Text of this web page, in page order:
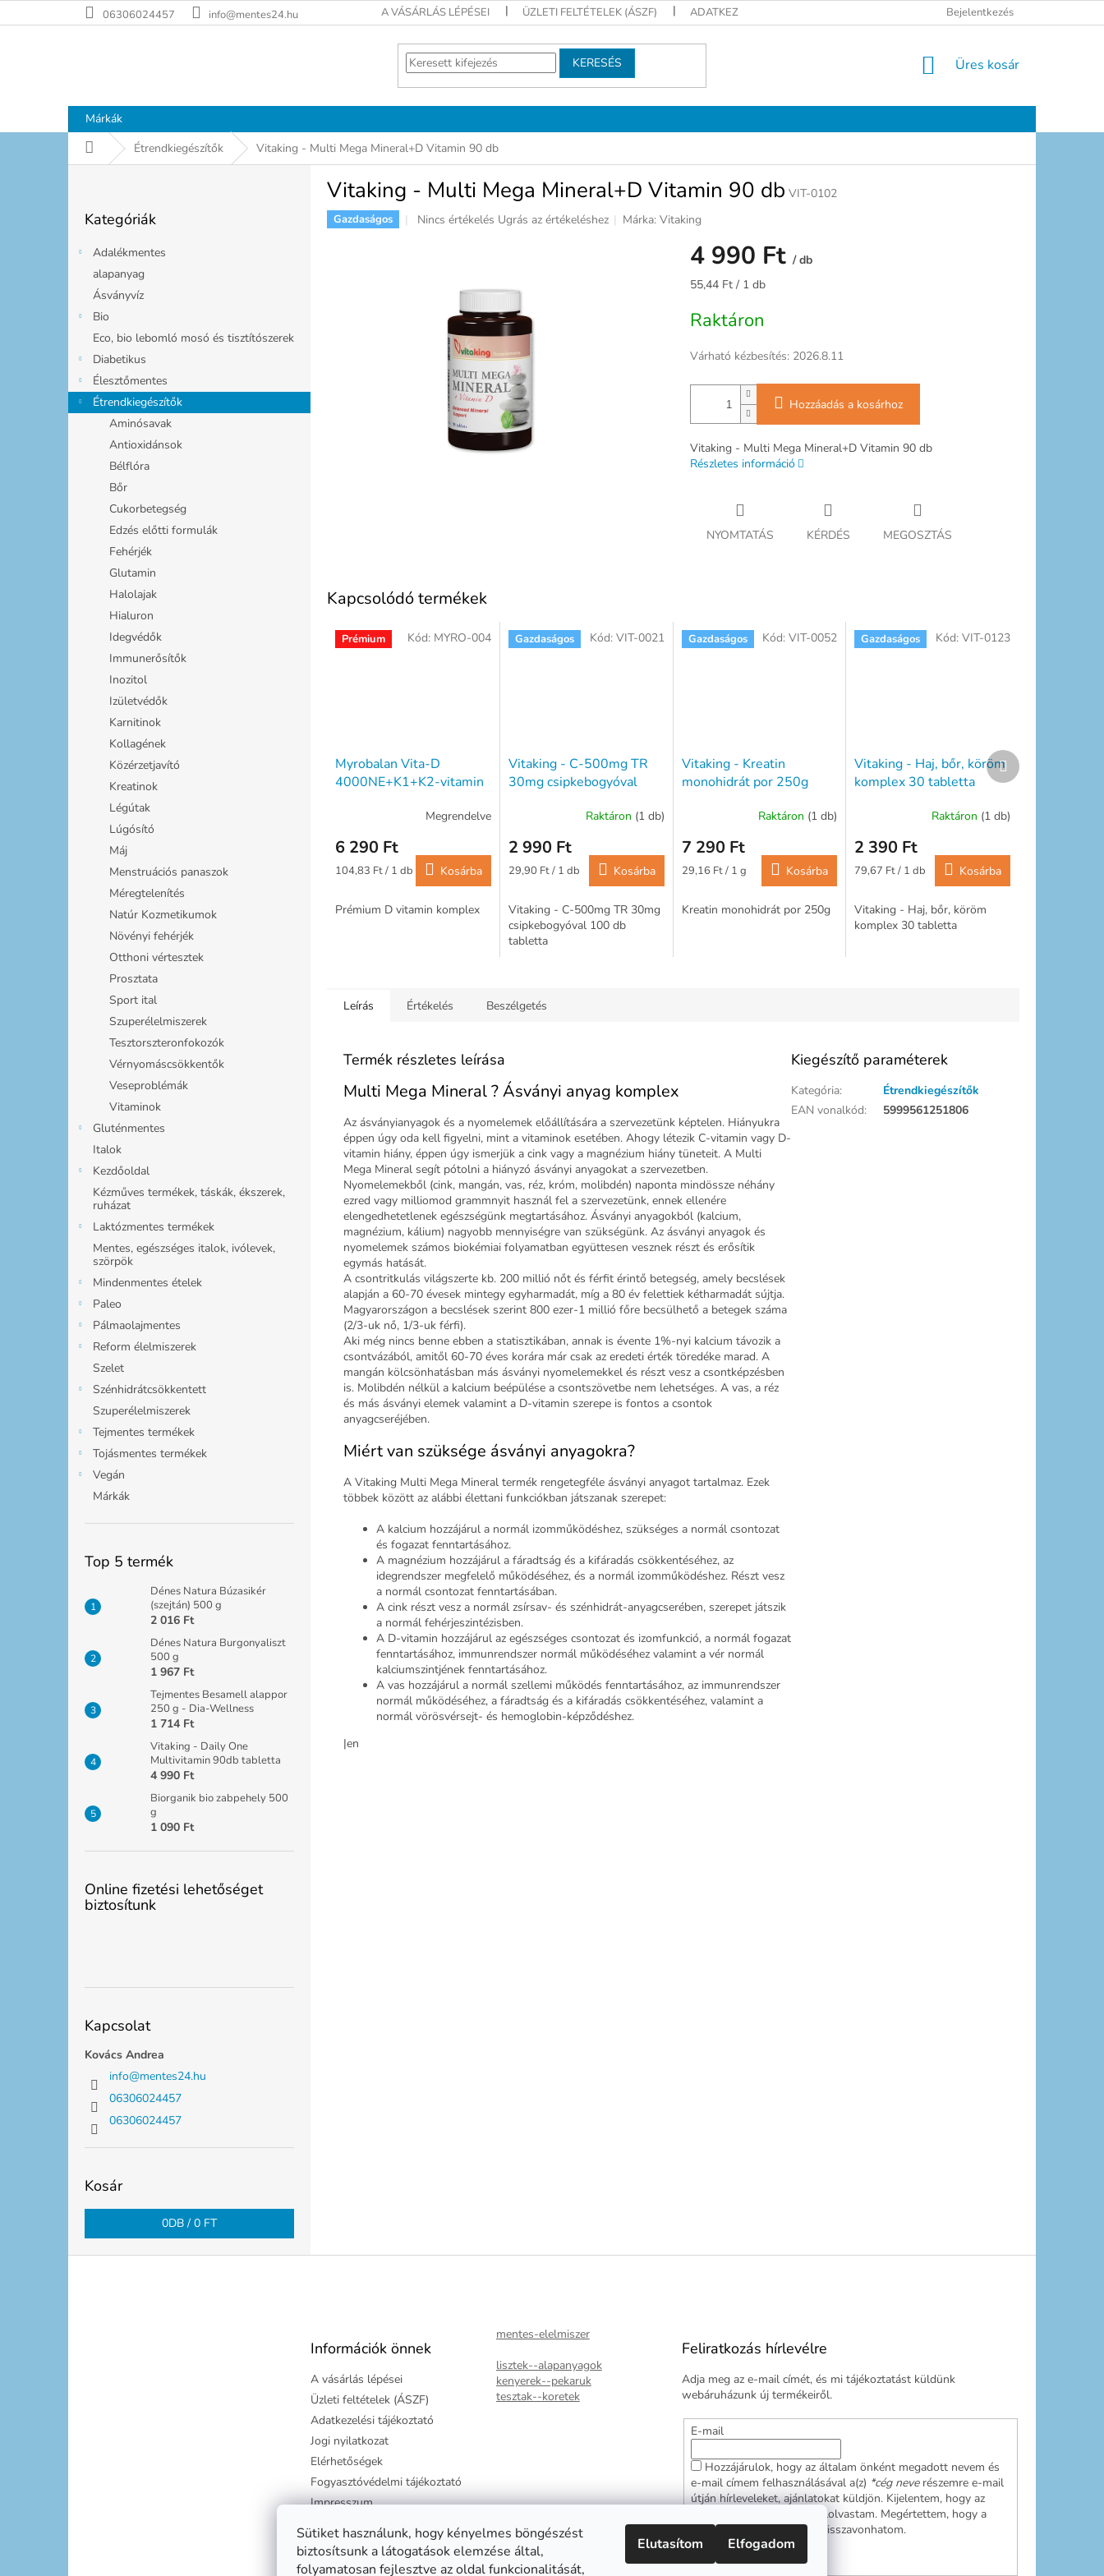
Sütiket használunk, hogy kényelmes böngészést
biztosítsunk a látogatások elemzése által,
folyamatosan fejlesztve az oldal funkcionalitását,
Elutasítom Elfogadom
a
06306024457 info@mentes24.hu A VÁSÁRLÁS LÉPÉSEI ÜZLETI FELTÉTELEK (ÁSZF) ADATKEZELÉSI TÁJÉKOZTATÓ JOGI NYILATKOZAT ELÉRHETŐSÉGEK
Bejelentkezés
KERESÉS KOSÁR
Üres kosár
Márkák
KezdőlapÉtrendkiegészítők Vitaking - Multi Mega Mineral+D Vitamin 90 db
átugrása
Kategóriák
Adalékmentes
alapanyag
Ásványvíz
Bio
Eco, bio lebomló mosó és tisztítószerek
Diabetikus
Élesztőmentes
Étrendkiegészítők
Aminósavak
Antioxidánsok
Bélflóra
Bőr
Cukorbetegség
Edzés előtti formulák
Fehérjék
Glutamin
Halolajak
Hialuron
Idegvédők
Immunerősítők
Inozitol
Izületvédők
Karnitinok
Kollagének
Közérzetjavító
Kreatinok
Légútak
Lúgósító
Máj
Menstruációs panaszok
Méregtelenítés
Natúr Kozmetikumok
Növényi fehérjék
Otthoni vértesztek
Prosztata
Sport ital
Szuperélelmiszerek
Tesztorszteronfokozók
Vérnyomáscsökkentők
Veseproblémák
Vitaminok
Gluténmentes
Italok
Kezdőoldal
Kézműves termékek, táskák, ékszerek,
ruházat
Laktózmentes termékek
Mentes, egészséges italok, ivólevek,
szörpök
Mindenmentes ételek
Paleo
Pálmaolajmentes
Reform élelmiszerek
Szelet
Szénhidrátcsökkentett
Szuperélelmiszerek
Tejmentes termékek
Tojásmentes termékek
Vegán
Márkák
Top 5 termék
Dénes Natura Búzasikér
(szejtán) 500 g
2 016 Ft
Dénes Natura Burgonyaliszt
500 g
1 967 Ft
Tejmentes Besamell alappor
250 g - Dia-Wellness
1 714 Ft
Vitaking - Daily One
Multivitamin 90db tabletta
4 990 Ft
Biorganik bio zabpehely 500
g
1 090 Ft
Online fizetési lehetőséget
biztosítunk
Kapcsolat
Kovács Andrea
info@mentes24.hu
06306024457
06306024457
Kosár
0DB / 0 FT
Vitaking - Multi Mega Mineral+D Vitamin 90 db VIT-0102
Gazdaságos
A
Nincs értékelés Ugrás az értékeléshez Márka:Vitaking
4 990 Ft / db
Egységár:
55,44 Ft / 1 db
Raktáron
Várható kézbesítés: 2026.8.11
Hozzáadás a kosárhoz
Vitaking - Multi Mega Mineral+D Vitamin 90 db
Részletes információ
NYOMTATÁS KÉRDÉS MEGOSZTÁS
Kapcsolódó termékek
Prémium
Myrobalan Vita-D
4000NE+K1+K2-vitamin
Megrendelve
6 290 Ft
Egységár:
104,83 Ft / 1 db Kosárba
Prémium D vitamin komplex
Kód: MYRO-004 Gazdaságos
Vitaking - C-500mg TR
30mg csipkebogyóval
Raktáron (1 db)
2 990 Ft
Egységár:
29,90 Ft / 1 db Kosárba
Vitaking - C-500mg TR 30mg
csipkebogyóval 100 db
tabletta
Kód: VIT-0021 Gazdaságos
Vitaking - Kreatin
monohidrát por 250g
Raktáron (1 db)
7 290 Ft
Egységár:
29,16 Ft / 1 g Kosárba
Kreatin monohidrát por 250g
Kód:VIT-0052 Gazdaságos
Vitaking - Haj, bőr, köröm
komplex 30 tabletta
Raktáron (1 db)
2 390 Ft
Egységár:
79,67 Ft / 1 db Kosárba
Vitaking - Haj, bőr, köröm
komplex 30 tabletta
Kód: VIT-0123
Következő
termék
Leírás Értékelés Beszélgetés
Termék részletes leírása
Multi Mega Mineral ? Ásványi anyag komplex
Az ásványianyagok és a nyomelemek előállítására a szervezetünk képtelen. Hiányukra
éppen úgy oda kell figyelni, mint a vitaminok esetében. Ahogy létezik C-vitamin vagy D-
vitamin hiány, éppen úgy ismerjük a cink vagy a magnézium hiány tüneteit. A Multi
Mega Mineral segít pótolni a hiányzó ásványi anyagokat a szervezetben.
Nyomelemekből (cink, mangán, vas, réz, króm, molibdén) naponta mindössze néhány
ezred vagy milliomod grammnyit használ fel a szervezetünk, ennek ellenére
elengedhetetlenek egészségünk megtartásához. Ásványi anyagokból (kalcium,
magnézium, kálium) nagyobb mennyiségre van szükségünk. Az ásványi anyagok és
nyomelemek számos biokémiai folyamatban együttesen vesznek részt és erősítik
egymás hatását.
A csontritkulás világszerte kb. 200 millió nőt és férfit érintő betegség, amely becslések
alapján a 60-70 évesek mintegy egyharmadát, míg a 80 év felettiek kétharmadát sújtja.
Magyarországon a becslések szerint 800 ezer-1 millió főre becsülhető a betegek száma
(2/3-uk nő, 1/3-uk férfi).
Aki még nincs benne ebben a statisztikában, annak is évente 1%-nyi kalcium távozik a
csontvázából, amitől 60-70 éves korára már csak az eredeti érték töredéke marad. A
mangán kölcsönhatásban más ásványi nyomelemekkel és részt vesz a csontképzésben
is. Molibdén nélkül a kalcium beépülése a csontszövetbe nem lehetséges. A vas, a réz
és más ásványi elemek valamint a D-vitamin szerepe is fontos a csontok
anyagcseréjében.
Miért van szüksége ásványi anyagokra?
A Vitaking Multi Mega Mineral termék rengetegféle ásványi anyagot tartalmaz. Ezek
többek között az alábbi élettani funkciókban játszanak szerepet:
A kalcium hozzájárul a normál izomműködéshez, szükséges a normál csontozat
és fogazat fenntartá­sához.
A magnézium hozzájárul a fáradtság és a kifáradás csök­kentéséhez, az
idegrendszer megfelelő működéséhez, és a normál izomműködéshez. Részt vesz
a normál csontozat fenntartá­sában.
A cink részt vesz a normál zsírsav- és szénhidrát-anyagcserében, szerepet játszik
a normál fehérjeszintézisben.
A D-vitamin hozzájárul az egészséges csontozat és izomfunkció, a normál fogazat
fenntartásához, immunrendszer normál működéséhez valamint a vér normál
kalciumszintjének fenntartásához.
A vas hozzájárul a normál szellemi működés fenntartásához, az immunrendszer
normál működéséhez, a fáradtság és a kifáradás csökkentéséhez, valamint a
normál vörösvérsejt- és hemoglobin-képződéshez.
|en
Kiegészítő paraméterek
Kategória:
Étrendkiegészítők
EAN vonalkód: 5999561251806
Információk önnek
A vásárlás lépései
Üzleti feltételek (ÁSZF)
Adatkezelési tájékoztató
Jogi nyilatkozat
Elérhetőségek
Fogyasztóvédelmi tájékoztató
Impresszum
Szállítási garancia
mentes-elelmiszer
lisztek--alapanyagok
kenyerek--pekaruk
tesztak--koretek
Feliratkozás hírlevélre
Adja meg az e-mail címét, és mi tájékoztatást küldünk
webáruházunk új termékeiről.
E-mail
Hozzájárulok, hogy az általam önként megadott nevem és
e-mail címem felhasználásával a(z) *cég neverészemre e-mail
útján hírleveleket, ajánlatokat küldjön. Kijelentem, hogy az
elolvastam. Megértettem, hogy a
hozzájárulásom bármikor visszavonhatom.
FELIRATKOZÁS